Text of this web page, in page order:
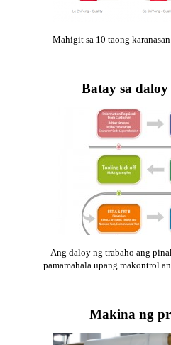
Mahigit sa 10 taong
Batay sa
Ang daloy ng trabaho ang
pamamahala upang makontrol
Makina ng